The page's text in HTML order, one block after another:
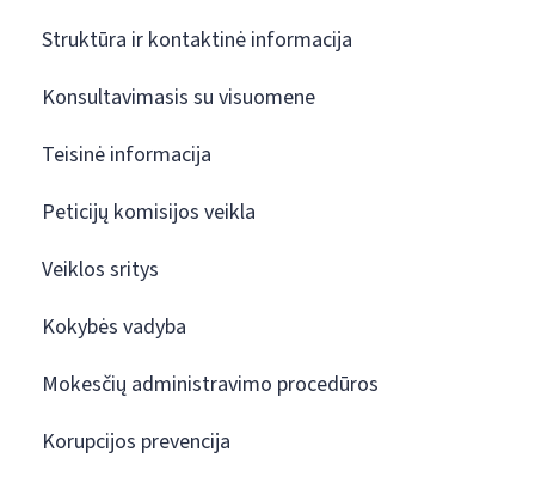
Struktūra ir kontaktinė informacija
Konsultavimasis su visuomene
Teisinė informacija
Peticijų komisijos veikla
Veiklos sritys
Kokybės vadyba
Mokesčių administravimo procedūros
Korupcijos prevencija